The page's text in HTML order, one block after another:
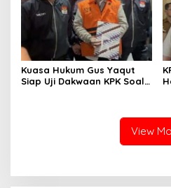
Kuasa Hukum Gus Yaqut
Siap Uji Dakwaan KPK Soal
View